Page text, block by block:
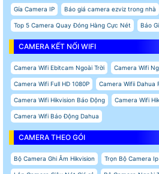
Gía Camera IP Báo giá camera ezviz trong nhà
Top 5 Camera Quay Đóng Hàng Cực Nét Báo
CAMERA KẾT NỐI WIFI
Camera Wifi Ebitcam Ngoài Trời Camera Wifi
Camera Wifi Full HD 1080P Camera Wifii Dahua
Camera Wifi Hikvision Báo Động Camera Wifi
Camera Wifi Báo Động Dahua
CAMERA THEO GÓI
Bộ Camera Ghi Âm Hikvision Trọn Bộ Camera